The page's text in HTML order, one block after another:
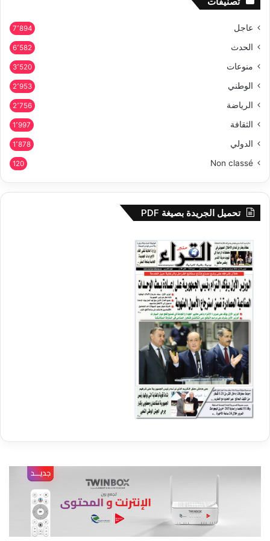
عاجل 7٬894
الحدث 6٬582
منوعات 3٬520
الوطني 2٬953
الرياضة 2٬756
الثقافة 1٬997
الدولي 1٬878
Non classé
120
تحميل الجريدة بصيغة PDF